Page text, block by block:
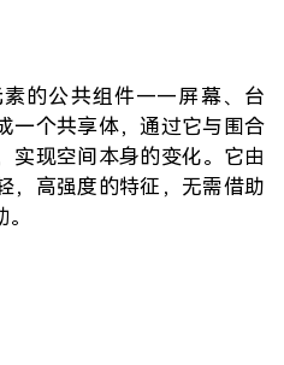
素的公共组件——屏幕、台
一个共享体，通过它与围合
实现空间本身的变化。它由
，高强度的特征，无需借助